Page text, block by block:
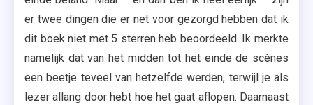
er twee dingen die er net voor gezorgd hebben dat ik
dit boek niet met 5 sterren heb beoordeeld. Ik merkte
namelijk dat van het midden tot het einde de scènes
een beetje teveel van hetzelfde werden, terwijl je als
lezer allang door hebt hoe het gaat aflopen. Daarnaast